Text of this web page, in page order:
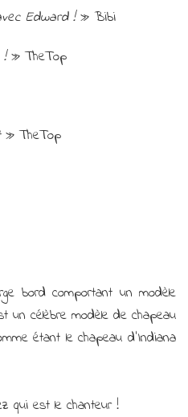
Edward !» Bibi
» TheTop
» TheTop
bord comportant un modèle
un célèbre modèle de chapeau
étant le chapeau d’Indiana
qui est le chanteur !